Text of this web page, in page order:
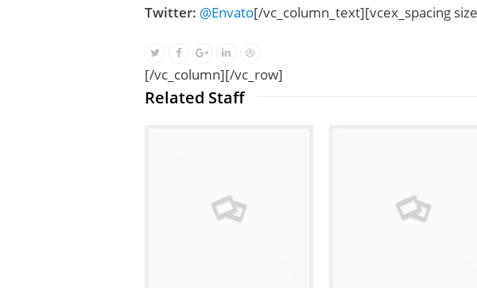
Twitter: @Envato[/vc_column_text][vcex_spacing
[/vc_column][/vc_row]
Related Staff